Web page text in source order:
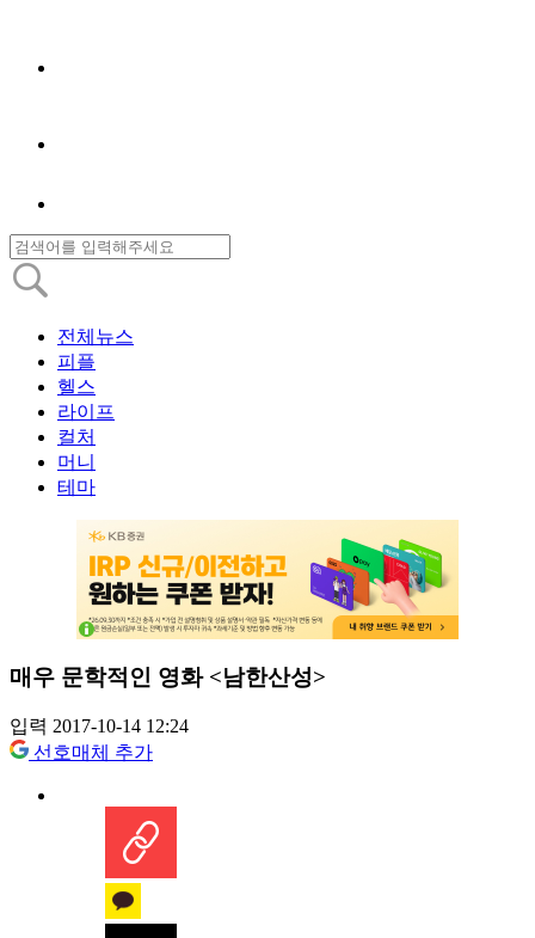
전체뉴스
피플
헬스
라이프
컬처
머니
테마
매우 문학적인 영화 <남한산성>
입력 2017-10-14 12:24
선호매체 추가